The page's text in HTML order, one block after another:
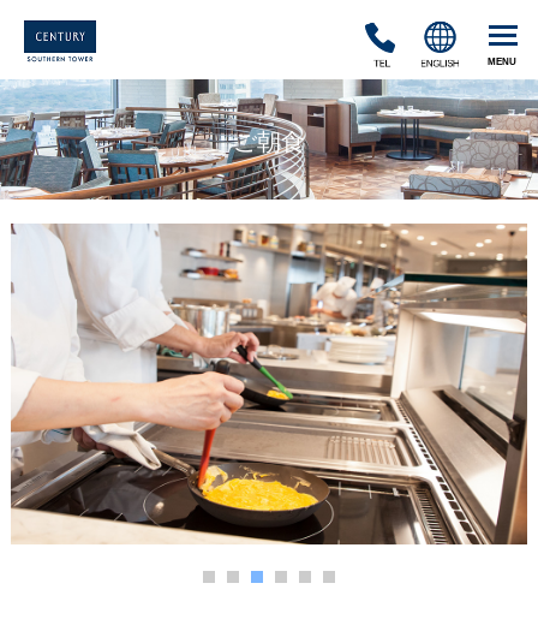
TEL ENGLISH
ご朝食
1 2 3 4 5